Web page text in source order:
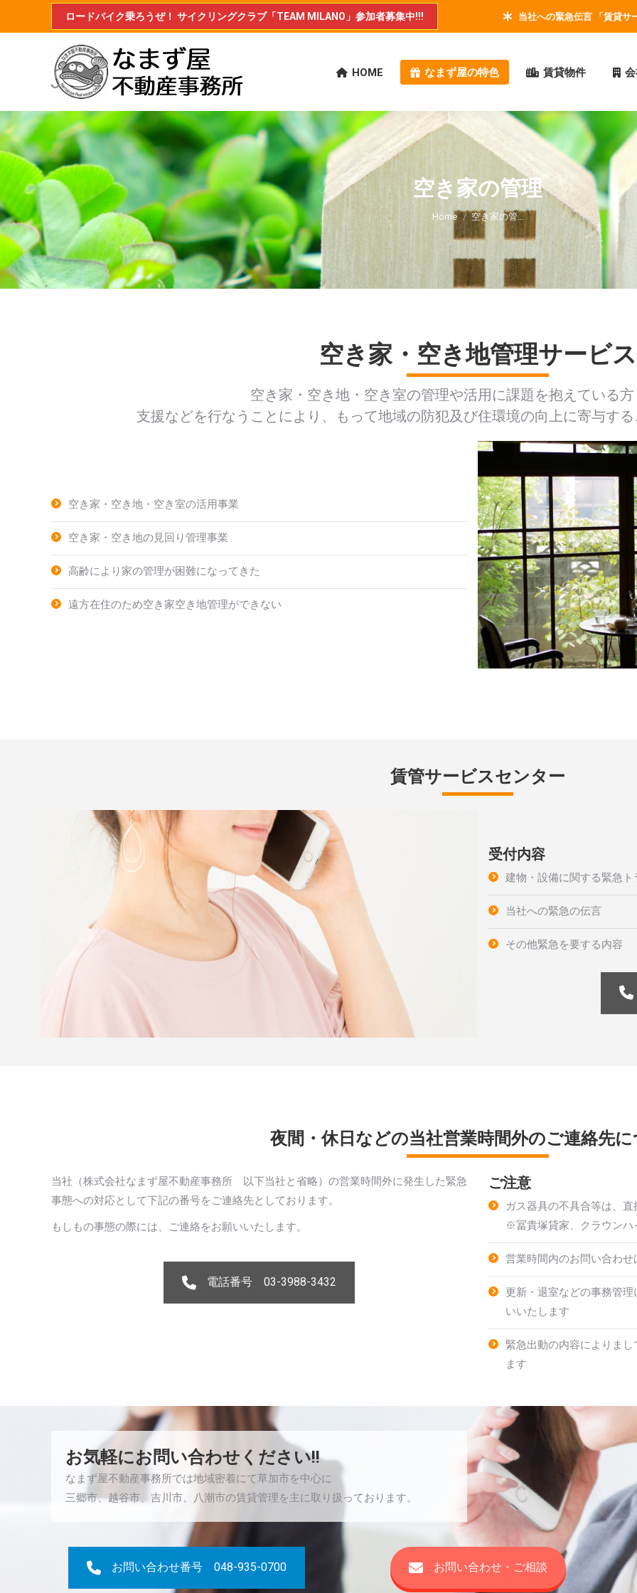
ロードバイク乗ろうぜ！ サイクリングクラブ「TEAM MILANO」参加者募集中!!! 当社への緊急伝言 「賃貸サ
HOME なまず屋の特色 賃貸物件
空き家の管理
You are here:
Home 空き家の管…
空き家・空き地管理サービス
空き家・空き地・空き室の管理や活用に課題を抱えている
支援などを行なうことにより、もって地域の防犯及び住環境の向上に寄与す
空き家・空き地・空き室の活用事業
空き家・空き地の見回り管理事業
高齢により家の管理が困難になってきた
遠方在住のため空き家空き地管理ができない
賃管サービスセンター
受付内容
建物・設備に関する緊急ト
当社への緊急の伝言
その他緊急を要する内容
夜間・休日などの当社営業時間外のご連絡先
当社（株式会社なまず屋不動産事務所 以下当社と省略）の営業時間外に発生した緊急
事態への対応として下記の番号をご連絡先としております。
もしもの事態の際には、ご連絡をお願いいたします。
電話番号 03-3988-3432
ご注意
ガス器具の不具合等は、
※冨貴塚貸家、クラウンハ
営業時間内のお問い合わ
更新・退室などの事務管
いいたします
緊急出動の内容によりま
ます
お気軽にお問い合わせください!!
なまず屋不動産事務所では地域密着にて草加市を中心に
三郷市、越谷市、吉川市、八潮市の賃貸管理を主に取り扱っております。
お問い合わせ番号 048-935-0700 お問い合わせ・ご相談